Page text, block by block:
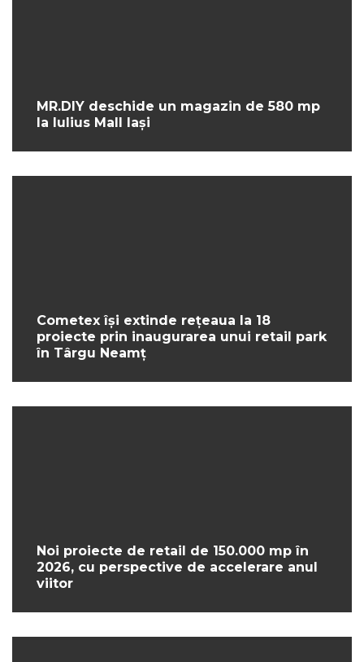
MR.DIY deschide un magazin de 580 mp
la Iulius Mall Iași
Cometex își extinde rețeaua la 18
proiecte prin inaugurarea unui retail park
în Târgu Neamț
Noi proiecte de retail de 150.000 mp în
2026, cu perspective de accelerare anul
viitor